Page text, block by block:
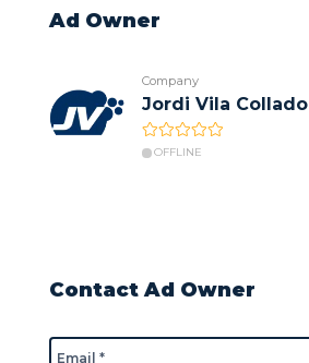
Ad Owner
Company
Jordi Vila Collado
OFFLINE
Contact Ad Owner
Email *